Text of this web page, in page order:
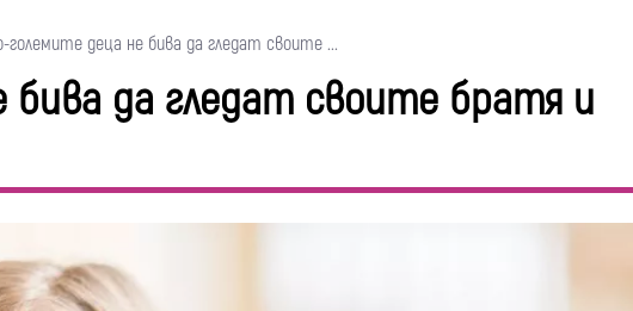
деца не бива да гледат своите ...
да гледат своите братя и